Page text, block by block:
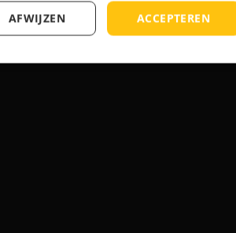
ACCEPTEREN
AFWIJZEN